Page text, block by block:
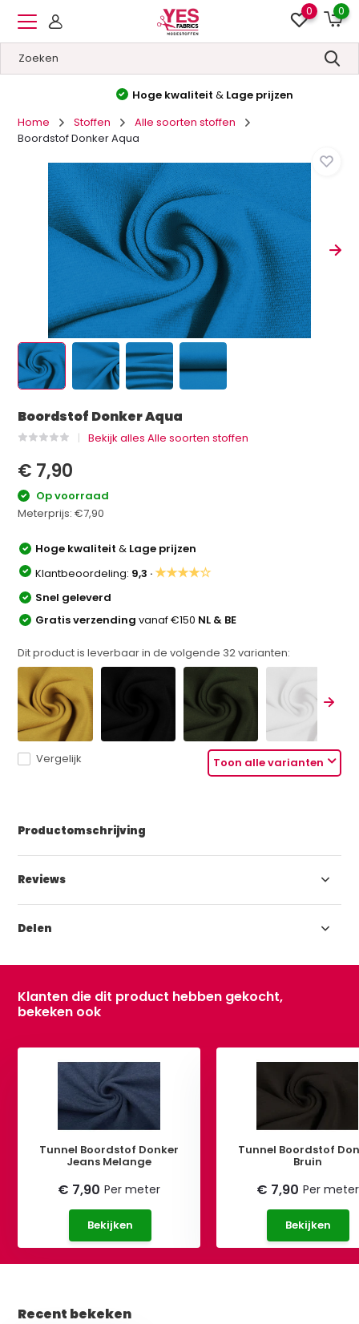
0 0
Hoge kwaliteit&Lage prijzen
Home
Stoffen
Alle soorten stoffen
Boordstof Donker Aqua
Boordstof Donker Aqua
Bekijk alles Alle soorten stoffen
€ 7,90
Op voorraad
Meterprijs:€7,90
Hoge kwaliteit& Lage prijzen
Klantbeoordeling: 9,3 ·★★★★☆
Snel geleverd
Gratis verzendingvanaf €150 NL & BE
Dit product is leverbaar in de volgende 32varianten:
Toon alle varianten
Vergelijk
Productomschrijving
Reviews
Delen
Klanten die dit product hebben gekocht,
bekeken ook
Tunnel Boordstof Donker
Jeans Melange
€ 7,90 Per meter
Bekijken
Tunnel Boordstof
Bruin
€ 7,90 Per meter
Bekijken
Recent bekeken